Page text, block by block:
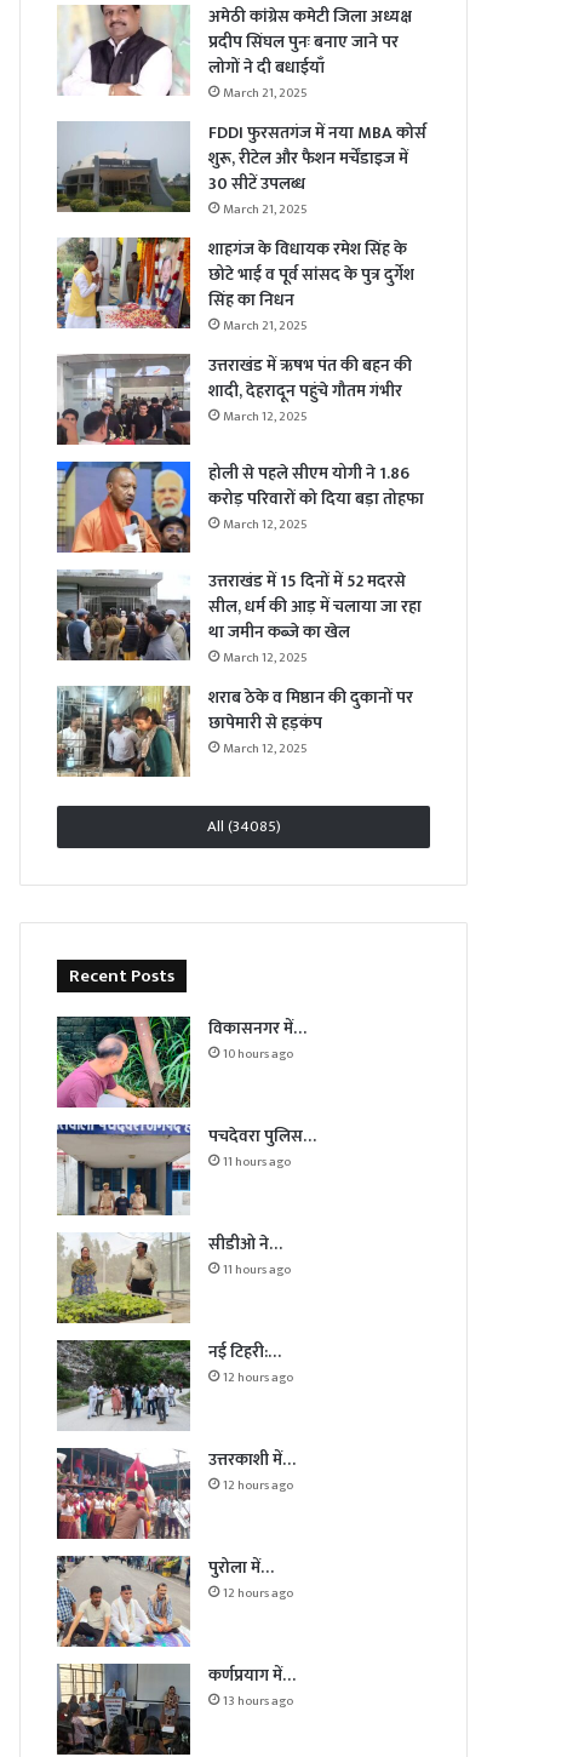
अमेठी कांग्रेस कमेटी जिला अध्यक्ष
प्रदीप सिंघल पुनः बनाए जाने पर
लोगों ने दी बधाईयाँ
March 21, 2025
FDDI फुरसतगंज में नया MBA कोर्स
शुरू, रीटेल और फैशन मर्चेंडाइज में
30 सीटें उपलब्ध
March 21, 2025
शाहगंज के विधायक रमेश सिंह के
छोटे भाई व पूर्व सांसद के पुत्र दुर्गेश
सिंह का निधन
March 21, 2025
उत्तराखंड में ऋषभ पंत की बहन की
शादी, देहरादून पहुंचे गौतम गंभीर
March 12, 2025
होली से पहले सीएम योगी ने 1.86
करोड़ परिवारों को दिया बड़ा तोहफा
March 12, 2025
उत्तराखंड में 15 दिनों में 52 मदरसे
सील, धर्म की आड़ में चलाया जा रहा
था जमीन कब्जे का खेल
March 12, 2025
शराब ठेके व मिष्ठान की दुकानों पर
छापेमारी से हड़कंप
March 12, 2025
All (34085)
Recent Posts
विकासनगर में…
10 hours ago
पचदेवरा पुलिस…
11 hours ago
सीडीओ ने…
11 hours ago
नई टिहरी:…
12 hours ago
उत्तरकाशी में…
12 hours ago
पुरोला में…
12 hours ago
कर्णप्रयाग में…
13 hours ago